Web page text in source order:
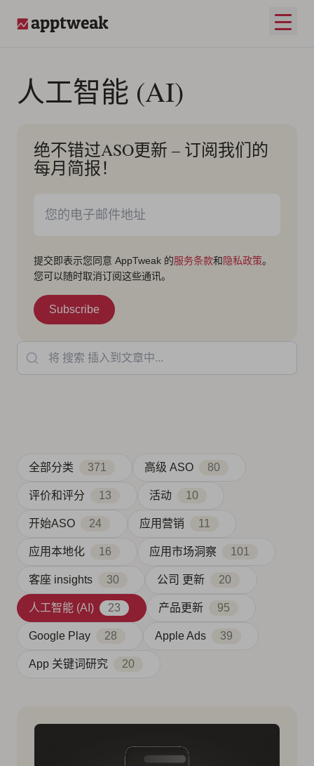
打开
人工智能 (AI)
绝不错过ASO更新 – 订阅我们的
每月简报！
提交即表示您同意 AppTweak 的服务条款和隐私政策。
您可以随时取消订阅这些通讯。
将 搜索 插入到文章中...
全部分类 371 高级 ASO 80
评价和评分 13 活动 10
开始ASO 24 应用营销 11
应用本地化 16 应用市场洞察 101
客座 insights 30 公司 更新 20
人工智能 (AI) 23 产品更新 95
Google Play 28 Apple Ads 39
App 关键词研究 20